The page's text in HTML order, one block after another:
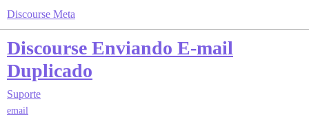
Discourse Meta
Discourse Enviando E-mail
Duplicado
Suporte
email